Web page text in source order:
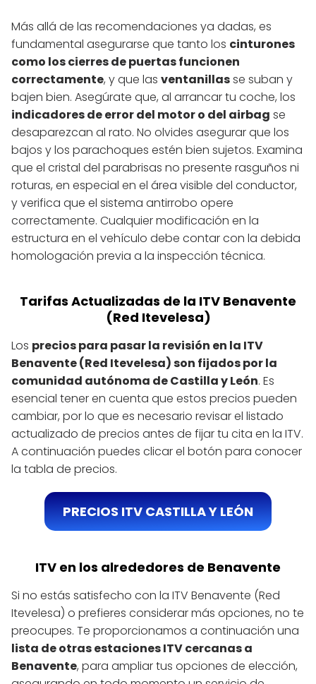
Más allá de las recomendaciones ya dadas, es
fundamental asegurarse que tanto los cinturones
como los cierres de puertas funcionen
correctamente, y que las ventanillasse suban y
bajen bien. Asegúrate que, al arrancar tu coche, los
indicadores de error del motor o del airbag se
desaparezcan al rato. No olvides asegurar que los
bajos y los parachoques estén bien sujetos. Examina
que el cristal del parabrisas no presente rasguños ni
roturas, en especial en el área visible del conductor,
y verifica que el sistema antirrobo opere
correctamente. Cualquier modificación en la
estructura en el vehículo debe contar con la debida
homologación previa a la inspección técnica.
Tarifas Actualizadas de la ITV Benavente
(Red Itevelesa)
Los precios para pasar la revisión en la ITV
Benavente (Red Itevelesa) son fijados por la
comunidad autónoma de Castilla y León. Es
esencial tener en cuenta que estos precios pueden
cambiar, por lo que es necesario revisar el listado
actualizado de precios antes de fijar tu cita en la ITV.
A continuación puedes clicar el botón para conocer
la tabla de precios.
PRECIOS ITV CASTILLA Y LEÓN
ITV en los alrededores de Benavente
Si no estás satisfecho con la ITV Benavente (Red
Itevelesa) o prefieres considerar más opciones, no te
preocupes. Te proporcionamos a continuación una
lista de otras estaciones ITV cercanas a
Benavente, para ampliar tus opciones de elección,